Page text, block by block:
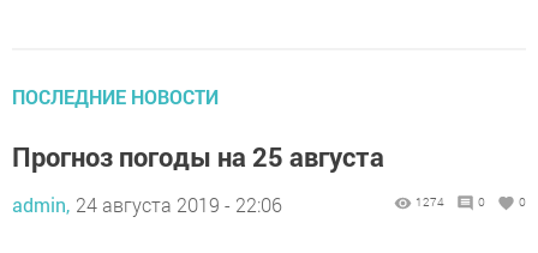
ПОСЛЕДНИЕ НОВОСТИ
Прогноз погоды на 25 августа
admin, 24 августа 2019 - 22:06 1274 0 0